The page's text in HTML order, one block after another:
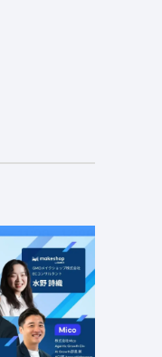
11:00 - 12:00
11:00 - 12:00
水 11:00 - 12:00
ョップはど
）」「デ